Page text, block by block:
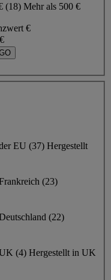
(18) Mehr als 500 €
€
EU (37) Hergestellt
(23)
(22)
(4) Hergestellt in UK